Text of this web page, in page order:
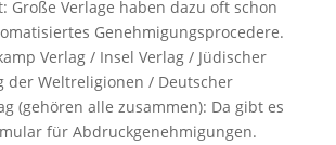
Große Verlage haben dazu oft schon
Genehmigungsprocedere.
Verlag / Insel Verlag / Jüdischer
der Weltreligionen / Deutscher
(gehören alle zusammen): Da gibt es
für Abdruckgenehmigungen.